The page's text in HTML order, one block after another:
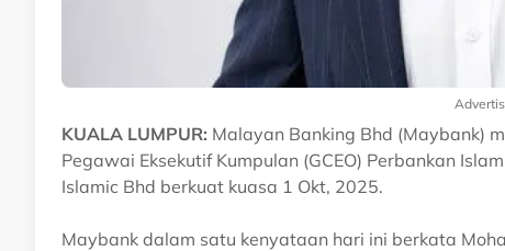
KUALA LUMPUR: Malayan Banking Bhd (Maybank)
Pegawai Eksekutif Kumpulan (GCEO) Perbankan
Islamic Bhd berkuat kuasa 1 Okt, 2025.
Maybank dalam satu kenyataan hari ini berkata